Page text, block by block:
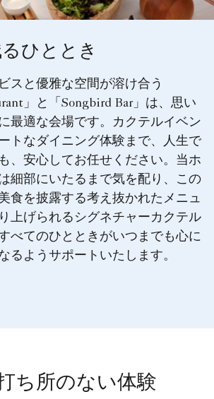
ひととき
スと優雅な空間が溶け合う
」と「Songbird Bar」は、思い
最適な会場です。カクテルイベン
トなダイニング体験まで、人生で
、安心してお任せください。当ホ
細部にいたるまで気を配り、この
食を披露する考え抜かれたメニュ
上げられるシグネチャーカクテル
べてのひとときがいつまでも心に
るようサポートいたします。
ち所のない体験